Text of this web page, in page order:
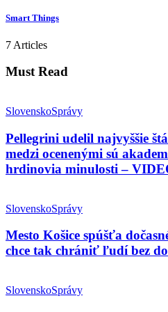
Smart Things
7 Articles
Must Read
SlovenskoSprávy
Pellegrini udelil najvyššie
medzi ocenenými sú
hrdinovia minulosti –
SlovenskoSprávy
Mesto Košice spúšťa
chce tak chrániť ľudí bez
SlovenskoSprávy